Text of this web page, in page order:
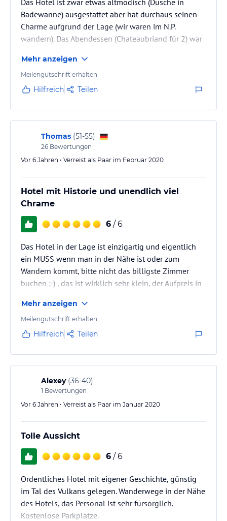
Badewanne) ausgestattet aber hat durchaus seinen
Charme aufgrund der Lage (wir waren im N.P.
wandern). Das Abendessen (Chateaubriand für 2) war
Mehr anzeigen
Meilengutschrift erhalten
Hilfreich Teilen
Thomas (51-55)
26 Bewertungen
Vor 6 Jahren • Verreist als Paar im Februar 2020
Hotel mit Historie und unendlich viel
Chrame
6 / 6
Das Hotel in der Lage ist einzigartig und eigentlich
ein MUSS wenn man in der Nähe ist oder zum
Wandern kommt, bitte nicht das billigste Zimmer
buchen ;-) , das ist wirklich sehr klein, der Aufpreis in
Mehr anzeigen
Meilengutschrift erhalten
Hilfreich Teilen
Alexey (36-40)
1 Bewertungen
Vor 6 Jahren • Verreist als Paar im Januar 2020
Tolle Aussicht
6 / 6
Ordentliches Hotel mit eigener Geschichte, günstig
im Tal des Vulkans gelegen. Wanderwege in der Nähe
des Hotels, das Personal ist sehr fürsorglich.
Kostenlose Parkplätze.